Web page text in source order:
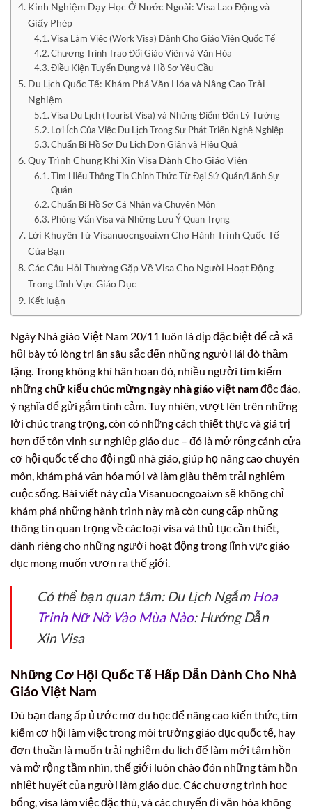
Kinh Nghiệm Dạy Học Ở Nước Ngoài: Visa Lao Động và
Giấy Phép
Visa Làm Việc (Work Visa) Dành Cho Giáo Viên Quốc Tế
Chương Trình Trao Đổi Giáo Viên và Văn Hóa
Điều Kiện Tuyển Dụng và Hồ Sơ Yêu Cầu
Du Lịch Quốc Tế: Khám Phá Văn Hóa và Nâng Cao Trải
Nghiệm
Visa Du Lịch (Tourist Visa) và Những Điểm Đến Lý Tưởng
Lợi Ích Của Việc Du Lịch Trong Sự Phát Triển Nghề Nghiệp
Chuẩn Bị Hồ Sơ Du Lịch Đơn Giản và Hiệu Quả
Quy Trình Chung Khi Xin Visa Dành Cho Giáo Viên
Tìm Hiểu Thông Tin Chính Thức Từ Đại Sứ Quán/Lãnh Sự
Quán
Chuẩn Bị Hồ Sơ Cá Nhân và Chuyên Môn
Phỏng Vấn Visa và Những Lưu Ý Quan Trọng
Lời Khuyên Từ Visanuocngoai.vn Cho Hành Trình Quốc Tế
Của Bạn
Các Câu Hỏi Thường Gặp Về Visa Cho Người Hoạt Động
Trong Lĩnh Vực Giáo Dục
Kết luận
Ngày Nhà giáo Việt Nam 20/11 luôn là dịp đặc biệt để cả xã
hội bày tỏ lòng tri ân sâu sắc đến những người lái đò thầm
lặng. Trong không khí hân hoan đó, nhiều người tìm kiếm
nhữngchữ kiểu chúc mừng ngày nhà giáo việt namđộc đáo,
ý nghĩa để gửi gắm tình cảm. Tuy nhiên, vượt lên trên những
lời chúc trang trọng, còn có những cách thiết thực và giá trị
hơn để tôn vinh sự nghiệp giáo dục – đó là mở rộng cánh cửa
cơ hội quốc tế cho đội ngũ nhà giáo, giúp họ nâng cao chuyên
môn, khám phá văn hóa mới và làm giàu thêm trải nghiệm
cuộc sống. Bài viết này của Visanuocngoai.vn sẽ không chỉ
khám phá những hành trình này mà còn cung cấp những
thông tin quan trọng về các loại visa và thủ tục cần thiết,
dành riêng cho những người hoạt động trong lĩnh vực giáo
dục mong muốn vươn ra thế giới.
Có thể bạn quan tâm: Du Lịch Ngắm Hoa
Trinh Nữ Nở Vào Mùa Nào: Hướng Dẫn
Xin Visa
Những Cơ Hội Quốc Tế Hấp Dẫn Dành Cho Nhà
Giáo Việt Nam
Dù bạn đang ấp ủ ước mơ du học để nâng cao kiến thức, tìm
kiếm cơ hội làm việc trong môi trường giáo dục quốc tế, hay
đơn thuần là muốn trải nghiệm du lịch để làm mới tâm hồn
và mở rộng tầm nhìn, thế giới luôn chào đón những tâm hồn
nhiệt huyết của người làm giáo dục. Các chương trình học
bổng, visa làm việc đặc thù, và các chuyến đi văn hóa không